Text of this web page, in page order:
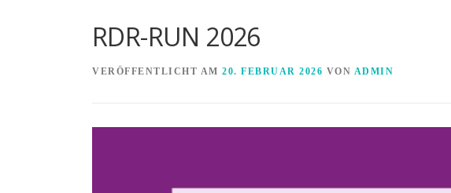
RDR-RUN 2026
VERÖFFENTLICHT AM 20. FEBRUAR 2026 VON ADMIN